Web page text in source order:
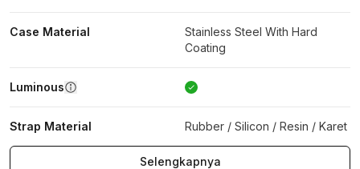
Case Material
Stainless Steel With Hard
Coating
Luminous
Strap Material Rubber / Silicon / Resin / Karet
Selengkapnya